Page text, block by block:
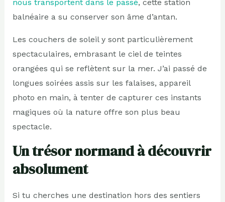
nous transportent dans le passé, cette station
balnéaire a su conserver son âme d’antan.
Les couchers de soleil y sont particulièrement
spectaculaires, embrasant le ciel de teintes
orangées qui se reflètent sur la mer. J’ai passé de
longues soirées assis sur les falaises, appareil
photo en main, à tenter de capturer ces instants
magiques où la nature offre son plus beau
spectacle.
Un trésor normand à découvrir
absolument
Si tu cherches une destination hors des sentiers